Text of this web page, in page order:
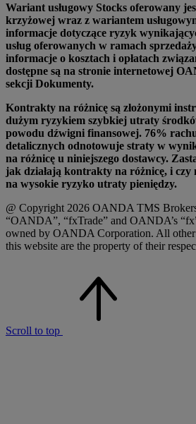
Wariant usługowy Stocks oferowany
krzyżowej wraz z wariantem
informacje dotyczące ryzyk
usług oferowanych w ramach
informacje o kosztach i opłatach
dostępne są na stronie internetowej
sekcji Dokumenty.
Kontrakty na różnicę są złożonymi
dużym ryzykiem szybkiej utraty
powodu dźwigni finansowej. 76%
detalicznych odnotowuje straty w
na różnicę u niniejszego dostawcy.
jak działają kontrakty na różnicę, i czy
na wysokie ryzyko utraty pieniędzy.
@ Copyright 2026 OANDA TMS
“OANDA”, “fxTrade” and OANDA’s
owned by OANDA Corporation. All other
this website are the property of their
Scroll to top